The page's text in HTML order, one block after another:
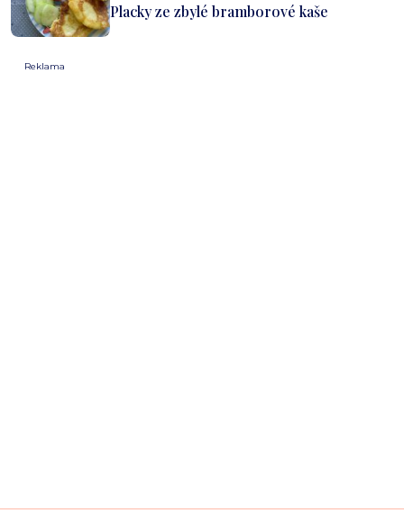
Placky ze zbylé bramborové kaše
Reklama